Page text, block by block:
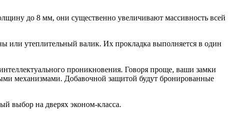
до 8 мм, они существенно увеличивают массивность всей
или утеплительный валик. Их прокладка выполняется в один
проникновения. Говоря проще, ваши замки
механизмами. Добавочной защитой будут бронированные
выбор на дверях эконом-класса.